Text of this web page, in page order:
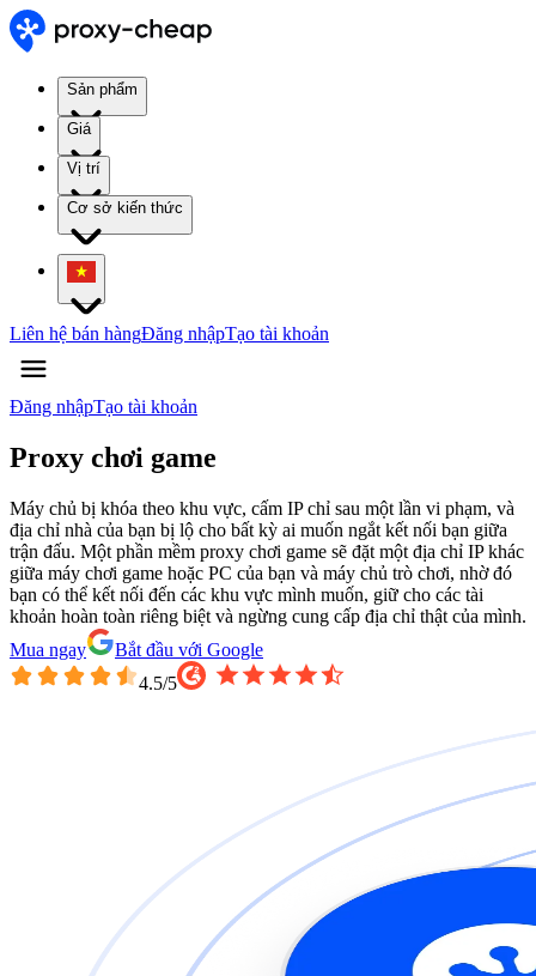
Sản phẩm
Giá
Vị trí
Cơ sở kiến thức
Liên hệ bán hàngĐăng nhậpTạo tài khoản
Đăng nhậpTạo tài khoản
Proxy chơi game
Máy chủ bị khóa theo khu vực, cấm IP chỉ sau một lần vi phạm, và
địa chỉ nhà của bạn bị lộ cho bất kỳ ai muốn ngắt kết nối bạn giữa
trận đấu. Một phần mềm proxy chơi game sẽ đặt một địa chỉ IP khác
giữa máy chơi game hoặc PC của bạn và máy chủ trò chơi, nhờ đó
bạn có thể kết nối đến các khu vực mình muốn, giữ cho các tài
khoản hoàn toàn riêng biệt và ngừng cung cấp địa chỉ thật của mình.
Mua ngay
Bắt đầu với Google
4.5/5